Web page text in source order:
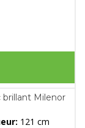
brillant Milenor
121 cm